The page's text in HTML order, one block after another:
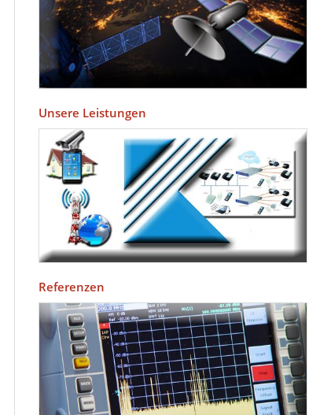
Unsere Leistungen
Referenzen